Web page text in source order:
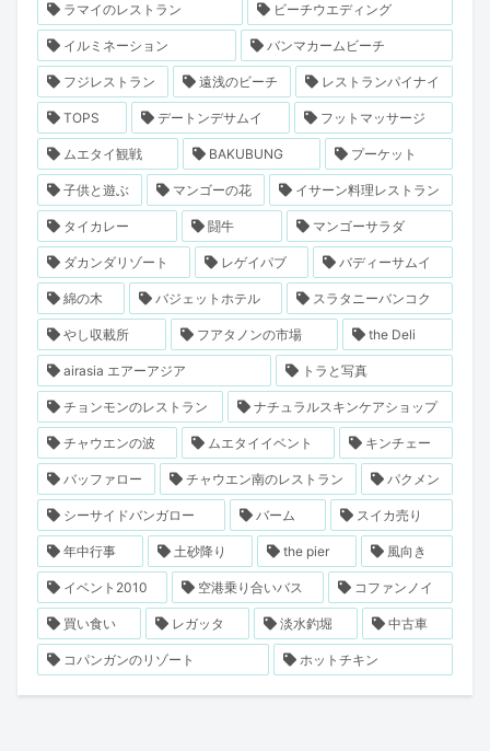
ラマイのレストラン ビーチウエディング
イルミネーション バンマカームビーチ
フジレストラン 遠浅のビーチ レストランパイナイ
TOPS デートンデサムイ フットマッサージ
ムエタイ観戦 BAKUBUNG プーケット
子供と遊ぶ マンゴーの花 イサーン料理レストラン
タイカレー 闘牛 マンゴーサラダ
ダカンダリゾート レゲイパブ バディーサムイ
綿の木 バジェットホテル スラタニーバンコク
やし収載所 フアタノンの市場 the Deli
airasia エアーアジア トラと写真
チョンモンのレストラン ナチュラルスキンケアショップ
チャウエンの波 ムエタイイベント キンチェー
バッファロー チャウエン南のレストラン パクメン
シーサイドバンガロー バーム スイカ売り
年中行事 土砂降り the pier 風向き
イベント2010 空港乗り合いバス コファンノイ
買い食い レガッタ 淡水釣堀 中古車
コパンガンのリゾート ホットチキン